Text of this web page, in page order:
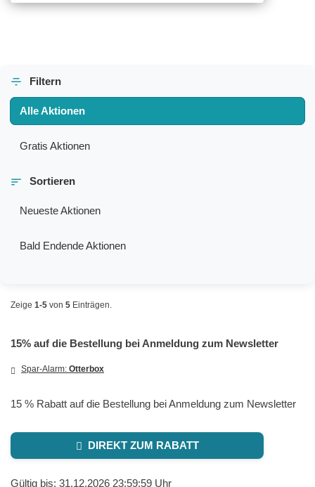
Filtern
Alle Aktionen
Gratis Aktionen
Sortieren
Neueste Aktionen
Bald Endende Aktionen
Zeige 1-5 von 5 Einträgen.
15% auf die Bestellung bei Anmeldung zum Newsletter
Spar-Alarm: Otterbox
15 % Rabatt auf die Bestellung bei Anmeldung zum Newsletter
DIREKT ZUM RABATT
Gültig bis: 31.12.2026 23:59:59 Uhr